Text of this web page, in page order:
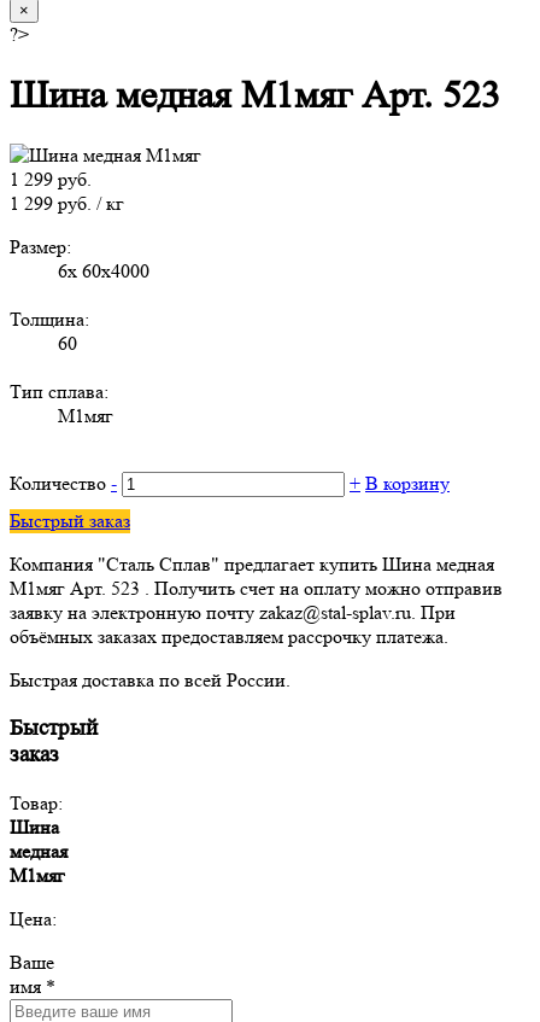
×
?>
Шина медная М1мяг Арт. 523
1 299 руб.
1 299 руб. / кг
Размер:
6х 60х4000
Толщина:
60
Тип сплава:
М1мяг
Количество - + В корзину
Быстрый заказ
Компания "Сталь Сплав" предлагает купить Шина медная
М1мяг Арт. 523 . Получить счет на оплату можно отправив
заявку на электронную почту zakaz@stal-splav.ru. При
объёмных заказах предоставляем рассрочку платежа.
Быстрая доставка по всей России.
Быстрый
заказ
Товар:
Шина
медная
М1мяг
Цена:
Ваше
имя *